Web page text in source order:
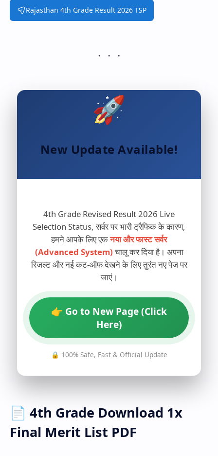
Rajasthan 4th Grade Result 2026 TSP
🚀
New Update Available!
4th Grade Revised Result 2026 Live
Selection Status, सर्वर पर भारी ट्रैफिक के कारण,
हमने आपके लिए एकनया और फास्ट सर्वर
(Advanced System)चालू कर दिया है। अपना
रिजल्ट और नई कट-ऑफ देखने के लिए तुरंत नए पेज पर
जाएं।
👉 Go to New Page (Click
Here)
🔒 100% Safe, Fast & Official Update
📄 4th Grade Download 1x
Final Merit List PDF